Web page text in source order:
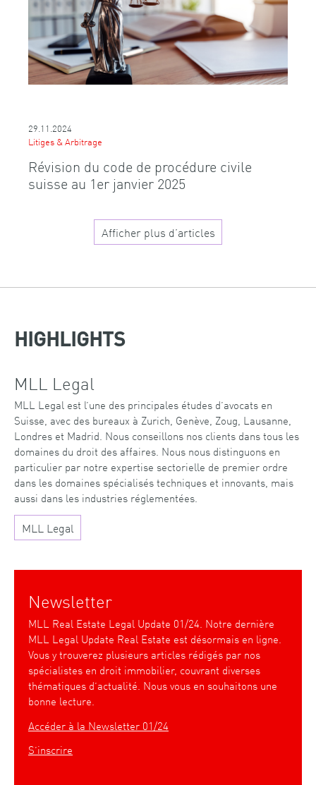
29.11.2024
Litiges & Arbitrage
Révision du code de procédure civile
suisse au 1er janvier 2025
Afficher plus d’articles
HIGHLIGHTS
MLL Legal
MLL Legal est l’une des principales études d’avocats en
Suisse, avec des bureaux à Zurich, Genève, Zoug, Lausanne,
Londres et Madrid. Nous conseillons nos clients dans tous les
domaines du droit des affaires. Nous nous distinguons en
particulier par notre expertise sectorielle de premier ordre
dans les domaines spécialisés techniques et innovants, mais
aussi dans les industries réglementées.
MLL Legal
Newsletter
MLL Real Estate Legal Update 01/24. Notre dernière
MLL Legal Update Real Estate est désormais en ligne.
Vous y trouverez plusieurs articles rédigés par nos
spécialistes en droit immobilier, couvrant diverses
thématiques d’actualité. Nous vous en souhaitons une
bonne lecture.
Accéder à la Newsletter 01/24
S’inscrire